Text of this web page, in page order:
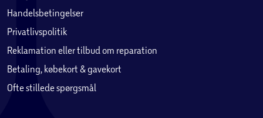
Handelsbetingelser
Privatlivspolitik
Reklamation eller tilbud om reparation
Betaling, købekort & gavekort
Ofte stillede spørgsmål